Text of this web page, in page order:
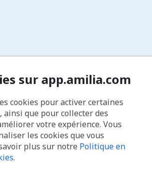
sur app.amilia.com
cookies pour activer certaines
que pour collecter des
votre expérience. Vous
les cookies que vous
plus sur notre Politique en
.